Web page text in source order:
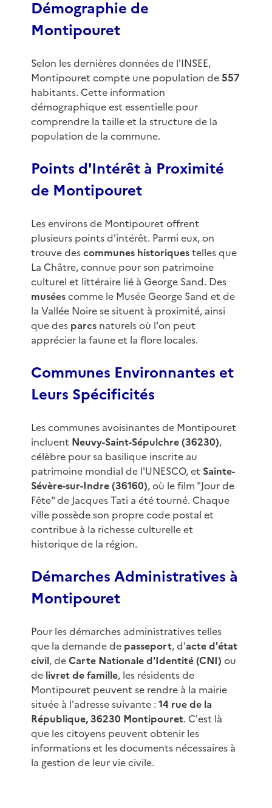
Démographie de
Montipouret
Selon les dernières données de l'INSEE,
Montipouret compte une population de557
habitants. Cette information
démographique est essentielle pour
comprendre la taille et la structure de la
population de la commune.
Points d'Intérêt à Proximité
de Montipouret
Les environs de Montipouret offrent
plusieurs points d'intérêt. Parmi eux, on
trouve descommunes historiquestelles que
La Châtre, connue pour son patrimoine
culturel et littéraire lié à George Sand. Des
muséescomme le Musée George Sand et de
la Vallée Noire se situent à proximité, ainsi
que des parcsnaturels où l'on peut
apprécier la faune et la flore locales.
Communes Environnantes et
Leurs Spécificités
Les communes avoisinantes de Montipouret
incluent Neuvy-Saint-Sépulchre (36230),
célèbre pour sa basilique inscrite au
patrimoine mondial de l'UNESCO, et Sainte-
Sévère-sur-Indre (36160), où le film "Jour de
Fête" de Jacques Tati a été tourné. Chaque
ville possède son propre code postal et
contribue à la richesse culturelle et
historique de la région.
Démarches Administratives à
Montipouret
Pour les démarches administratives telles
que la demande de passeport, d'acte d'état
civil, deCarte Nationale d'Identité (CNI) ou
de livret de famille, les résidents de
Montipouret peuvent se rendre à la mairie
située à l'adresse suivante : 14 rue de la
République, 36230 Montipouret. C'est là
que les citoyens peuvent obtenir les
informations et les documents nécessaires à
la gestion de leur vie civile.